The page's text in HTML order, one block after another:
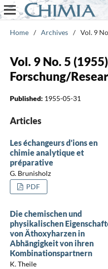
Home / Archives / Vol. 9
Vol. 9 No. 5
Forschung/
Published: 1955-05-31
Articles
Les échangeurs d’ions en
chimie analytique et
préparative
G. Brunisholz
PDF
Die chemischen und
physikalischen
von Äthoxyharzen in
Abhängigkeit von ihren
Kombinationspartnern
K. Theile